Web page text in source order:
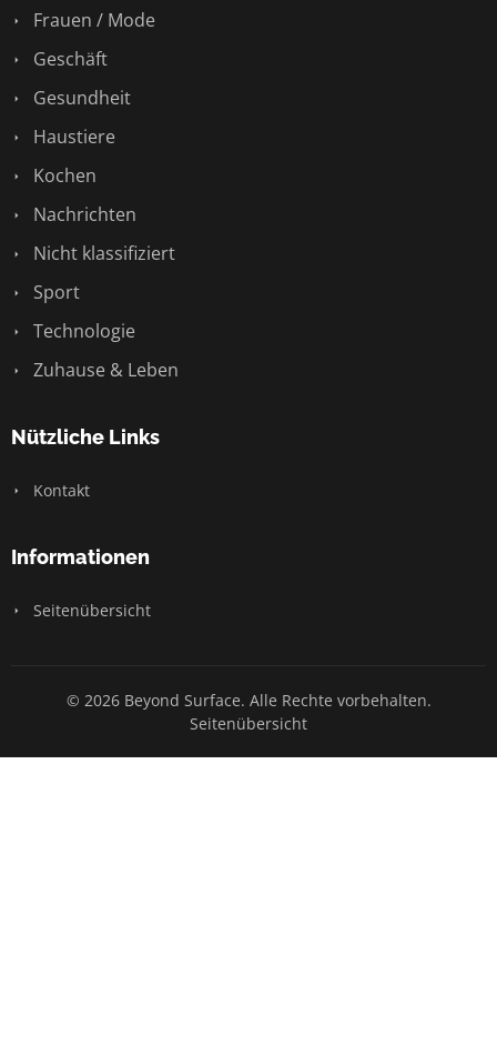
Frauen / Mode
Geschäft
Gesundheit
Haustiere
Kochen
Nachrichten
Nicht klassifiziert
Sport
Technologie
Zuhause & Leben
Nützliche Links
Kontakt
Informationen
Seitenübersicht
© 2026 Beyond Surface. Alle Rechte vorbehalten.
Seitenübersicht